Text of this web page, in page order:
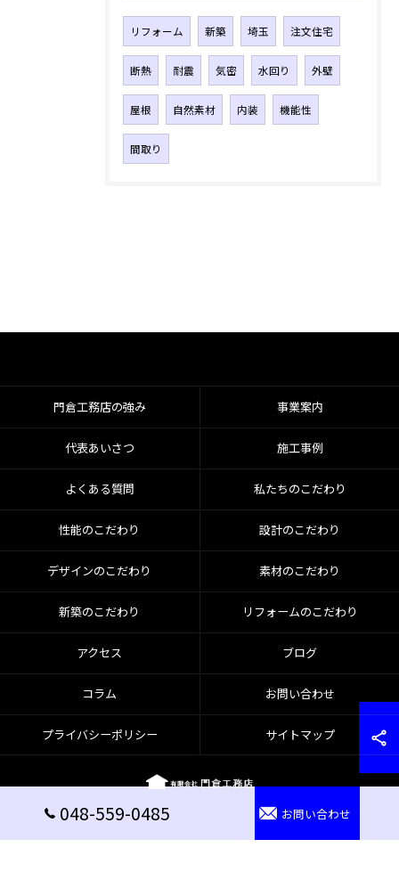
リフォーム 新築 埼玉 注文住宅
断熱 耐震 気密 水回り 外壁
屋根 自然素材 内装 機能性
間取り
048-559-0485 お問い合わせ
門倉工務店の強み 事業案内
代表あいさつ 施工事例
よくある質問 私たちのこだわり
性能のこだわり 設計のこだわり
デザインのこだわり 素材のこだわり
新築のこだわり リフォームのこだわり
アクセス ブログ
コラム お問い合わせ
プライバシーポリシー サイトマップ
© 2026 埼玉で注文住宅なら有限会社門倉工務店 ALL RIGHTS RESERVED.